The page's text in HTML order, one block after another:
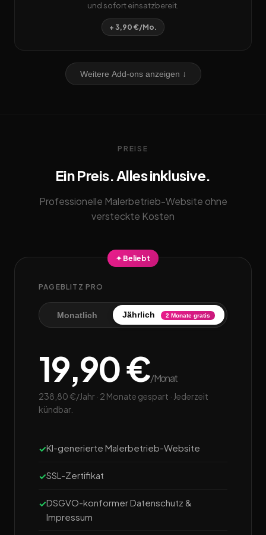
und sofort einsatzbereit.
+ 3,90 €/Mo.
Weitere Add-ons anzeigen ↓
PREISE
Ein Preis. Alles inklusive.
Professionelle Malerbetrieb-Website ohne
versteckte Kosten
✦ Beliebt
PAGEBLITZ PRO
Monatlich Jährlich 2 Monate gratis
19,90 €/Monat
238,80 €/Jahr · 2 Monate gespart · Jederzeit
kündbar.
KI-generierte Malerbetrieb-Website
SSL-Zertifikat
DSGVO-konformer Datenschutz &
Impressum